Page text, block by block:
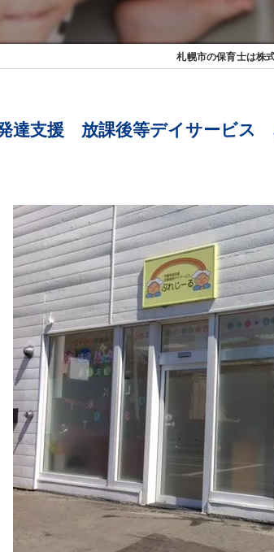
札幌市の保育士は株
達支援 放課後等デイサービス